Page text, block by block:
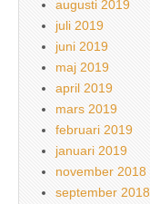
augusti 2019
juli 2019
juni 2019
maj 2019
april 2019
mars 2019
februari 2019
januari 2019
november 2018
september 2018